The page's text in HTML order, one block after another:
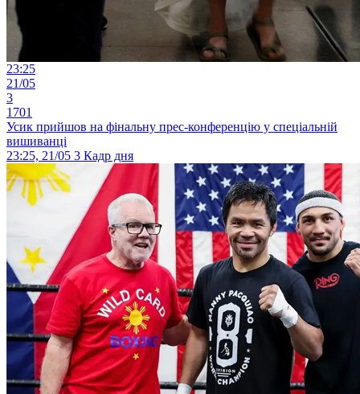
23:25
21/05
3
1701
Усик прийшов на фінальну прес-конференцію у спеціальній
вишиванці
23:25, 21/05 3 Кадр дня